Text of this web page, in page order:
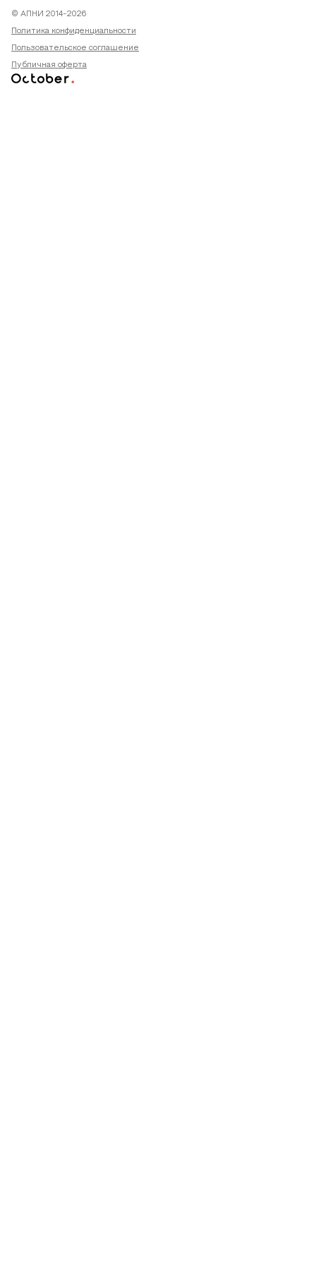
© АПНИ 2014-2026
Политика конфиденциальности
Пользовательское соглашение
Публичная оферта